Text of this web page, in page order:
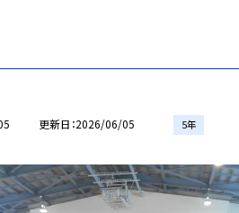
更新日 2026/06/05 5年